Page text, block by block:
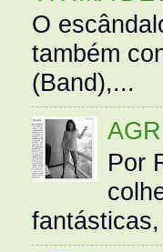
O
também
(Band),...
Por